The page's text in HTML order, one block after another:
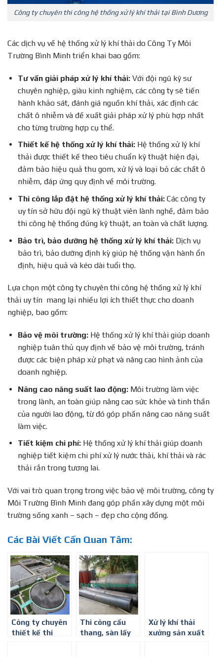
Công ty chuyên thi công hệ thống xử lý khí thải tại Bình Dương
Các dịch vụ về hệ thống xử lý khí thải do Công Ty Môi
Trường Bình Minh triển khai bao gồm:
Tư vấn giải pháp xử lý khí thải:Với đội ngũ kỹ sư
chuyên nghiệp, giàu kinh nghiệm, các công ty sẽ tiến
hành khảo sát, đánh giá nguồn khí thải, xác định các
chất ô nhiễm và đề xuất giải pháp xử lý phù hợp nhất
cho từng trường hợp cụ thể.
Thiết kế hệ thống xử lý khí thải:Hệ thống xử lý khí
thải được thiết kế theo tiêu chuẩn kỹ thuật hiện đại,
đảm bảo hiệu quả thu gom, xử lý và loại bỏ các chất ô
nhiễm, đáp ứng quy định về môi trường.
Thi công lắp đặt hệ thống xử lý khí thải:Các công ty
uy tín sở hữu đội ngũ kỹ thuật viên lành nghề, đảm bảo
thi công hệ thống đúng kỹ thuật, an toàn và chất lượng.
Bảo trì, bảo dưỡng hệ thống xử lý khí thải:Dịch vụ
bảo trì, bảo dưỡng định kỳ giúp hệ thống vận hành ổn
định, hiệu quả và kéo dài tuổi thọ.
Lựa chọn một công ty chuyên thi công hệ thống xử lý khí
thải uy tín mang lại nhiều lợi ích thiết thực cho doanh
nghiệp, bao gồm:
Bảo vệ môi trường:Hệ thống xử lý khí thải giúp doanh
nghiệp tuân thủ quy định về bảo vệ môi trường, tránh
được các biện pháp xử phạt và nâng cao hình ảnh của
doanh nghiệp.
Nâng cao năng suất lao động:Môi trường làm việc
trong lành, an toàn giúp nâng cao sức khỏe và tinh thần
của người lao động, từ đó góp phần nâng cao năng suất
làm việc.
Tiết kiệm chi phí:Hệ thống xử lý khí thải giúp doanh
nghiệp tiết kiệm chi phí xử lý nước thải, khí thải và rác
thải rắn trong tương lai.
Với vai trò quan trọng trong việc bảo vệ môi trường, công ty
Môi Trường Bình Minh đang góp phần xây dựng một môi
trường sống xanh – sạch – đẹp cho cộng đồng.
Các Bài Viết Cần Quan Tâm:
Công ty chuyên
thiết kế thi
Thi công cầu
thang, sàn lấy
Xử lý khí thải
xưởng sản xuất